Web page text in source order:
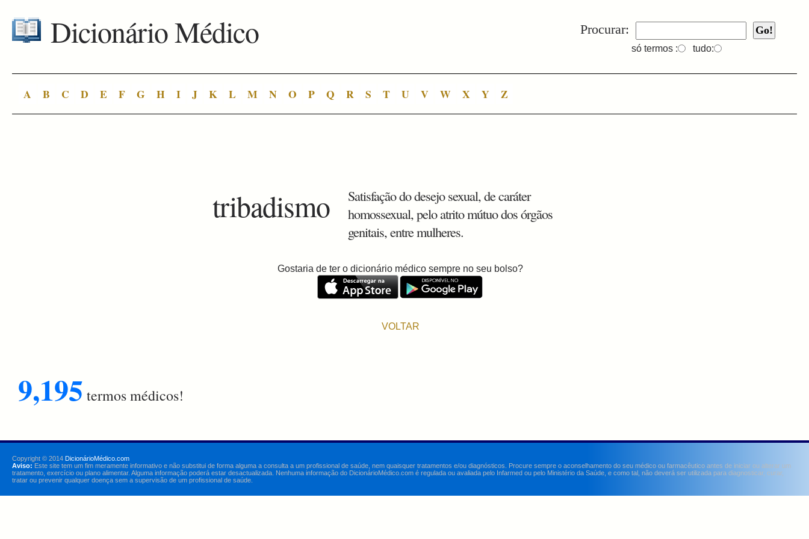
Procurar:
só termos : tudo:
Dicionário Médico
A B C D E F G H I J K L M N O P Q R S T U V W X Y Z
tribadismo
Satisfação do desejo sexual, de caráter
homossexual, pelo atrito mútuo dos órgãos
genitais, entre mulheres.
Gostaria de ter o dicionário médico sempre no seu bolso?
VOLTAR
9,195 termos médicos!
Copyright © 2014 DicionárioMédico.com
Aviso: Este site tem um fim meramente informativo e não substitui de forma alguma a consulta a um profissional de saúde, nem quaisquer tratamentos e/ou diagnósticos. Procure sempre o aconselhamento do seu médico ou farmacêutico antes de iniciar ou alterar um
tratamento, exercício ou plano alimentar. Alguma informação poderá estar desactualizada. Nenhuma informação do DicionárioMédico.com é regulada ou avaliada pelo Infarmed ou pelo Ministério da Saúde, e como tal, não deverá ser utilizada para diagnosticar, curar,
tratar ou prevenir qualquer doença sem a supervisão de um profissional de saúde.